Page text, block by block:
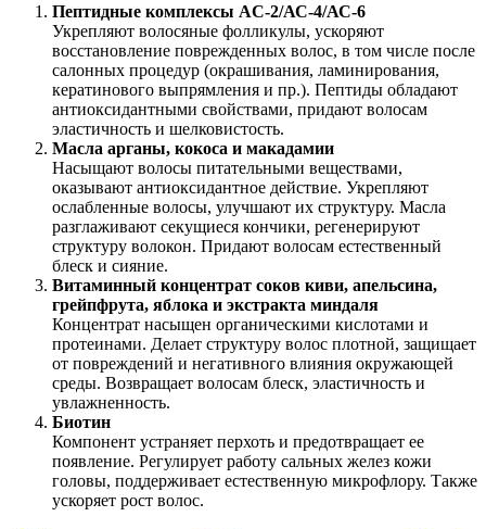
Пептидные комплексы AC-2/АС-4/АС-6
Укрепляют волосяные фолликулы, ускоряют
восстановление поврежденных волос, в том числе после
салонных процедур (окрашивания, ламинирования,
кератинового выпрямления и пр.). Пептиды обладают
антиоксидантными свойствами, придают волосам
эластичность и шелковистость.
Масла арганы, кокоса и макадамии
Насыщают волосы питательными веществами,
оказывают антиоксидантное действие. Укрепляют
ослабленные волосы, улучшают их структуру. Масла
разглаживают секущиеся кончики, регенерируют
структуру волокон. Придают волосам естественный
блеск и сияние.
Витаминный концентрат соков киви, апельсина,
грейпфрута, яблока и экстракта миндаля
Концентрат насыщен органическими кислотами и
протеинами. Делает структуру волос плотной, защищает
от повреждений и негативного влияния окружающей
среды. Возвращает волосам блеск, эластичность и
увлажненность.
Биотин
Компонент устраняет перхоть и предотвращает ее
появление. Регулирует работу сальных желез кожи
головы, поддерживает естественную микрофлору. Также
ускоряет рост волос.